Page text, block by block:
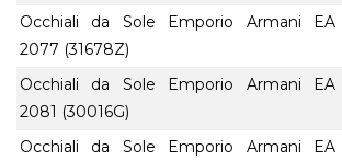
Occhiali da Sole Emporio Armani EA
2077 (31678Z)
Occhiali da Sole Emporio Armani EA
2081 (30016G)
Occhiali da Sole Emporio Armani EA